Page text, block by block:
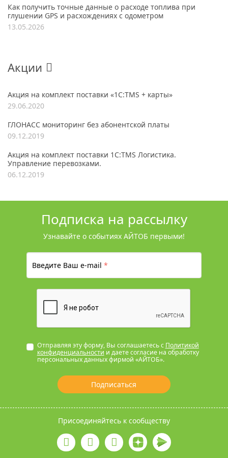
Как получить точные данные о расходе топлива при
глушении GPS и расхождениях с одометром
13.05.2026
Акции
Акция на комплект поставки «1С:TMS + карты»
29.06.2020
ГЛОНАСС мониторинг без абонентской платы
09.12.2019
Акция на комплект поставки 1С:TMS Логистика.
Управление перевозками.
06.12.2019
Подписка на рассылку
Узнавайте о событиях АЙТОБ первыми!
Введите Ваш e-mail*
Отправляя эту форму, Вы соглашаетесь с Политикой
конфиденциальности и даете согласие на обработку
персональных данных фирмой «АЙТОБ».
Подписаться
Присоединяйтесь к сообществу